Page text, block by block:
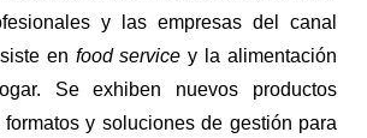
y las empresas del canal
en food service y la alimentación
Se exhiben nuevos productos
y soluciones de gestión para